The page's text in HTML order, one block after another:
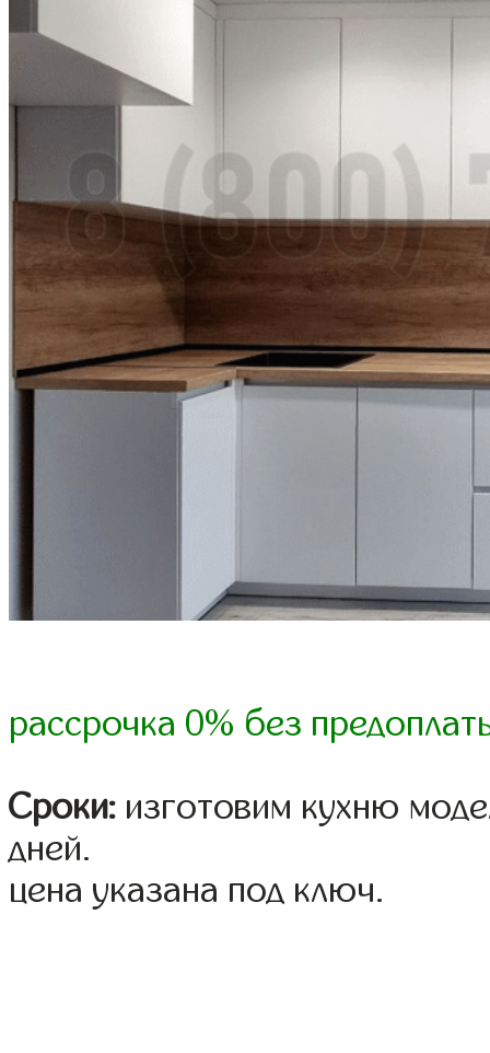
рассрочка 0% без
Сроки: изготовим кухню
дней.
цена указана под ключ.